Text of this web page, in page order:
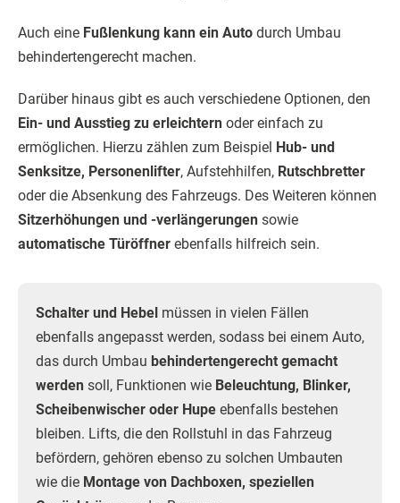
Auch eine Fußlenkung kann ein Auto durch Umbau
behindertengerecht machen.
Darüber hinaus gibt es auch verschiedene Optionen, den
Ein- und Ausstieg zu erleichtern oder einfach zu
ermöglichen. Hierzu zählen zum Beispiel Hub- und
Senksitze, Personenlifter, Aufstehhilfen, Rutschbretter
oder die Absenkung des Fahrzeugs. Des Weiteren können
Sitzerhöhungen und -verlängerungen sowie
automatische Türöffner ebenfalls hilfreich sein.
Schalter und Hebel müssen in vielen Fällen
ebenfalls angepasst werden, sodass bei einem Auto,
das durch Umbau behindertengerecht gemacht
werden soll, Funktionen wie Beleuchtung, Blinker,
Scheibenwischer oder Hupe ebenfalls bestehen
bleiben. Lifts, die den Rollstuhl in das Fahrzeug
befördern, gehören ebenso zu solchen Umbauten
wie die Montage von Dachboxen, speziellen